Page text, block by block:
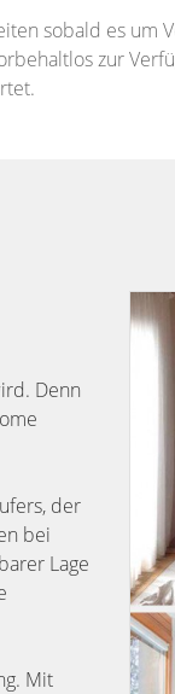
sobald es um
zur
Denn
der
bei
Lage
Mit